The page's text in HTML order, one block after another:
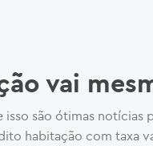
vai
são ótimas notícias
habitação com taxa